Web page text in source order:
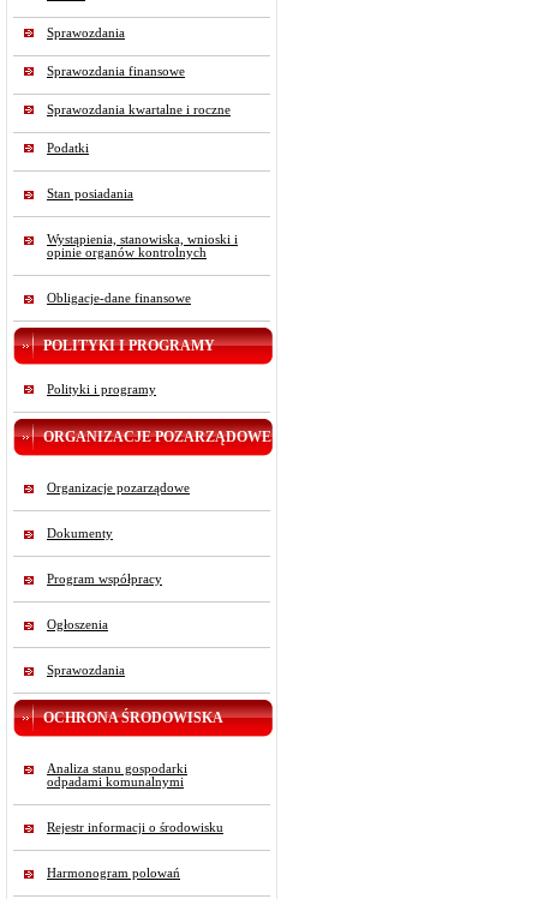
Sprawozdania
Sprawozdania finansowe
Sprawozdania kwartalne i roczne
Podatki
Stan posiadania
Wystąpienia, stanowiska, wnioski i
opinie organów kontrolnych
Obligacje-dane finansowe
POLITYKI I PROGRAMY
Polityki i programy
ORGANIZACJE POZARZĄDOWE
Organizacje pozarządowe
Dokumenty
Program współpracy
Ogłoszenia
Sprawozdania
OCHRONA ŚRODOWISKA
Analiza stanu gospodarki
odpadami komunalnymi
Rejestr informacji o środowisku
Harmonogram polowań